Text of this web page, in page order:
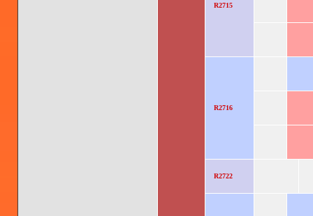
R2715
R2716
R2722